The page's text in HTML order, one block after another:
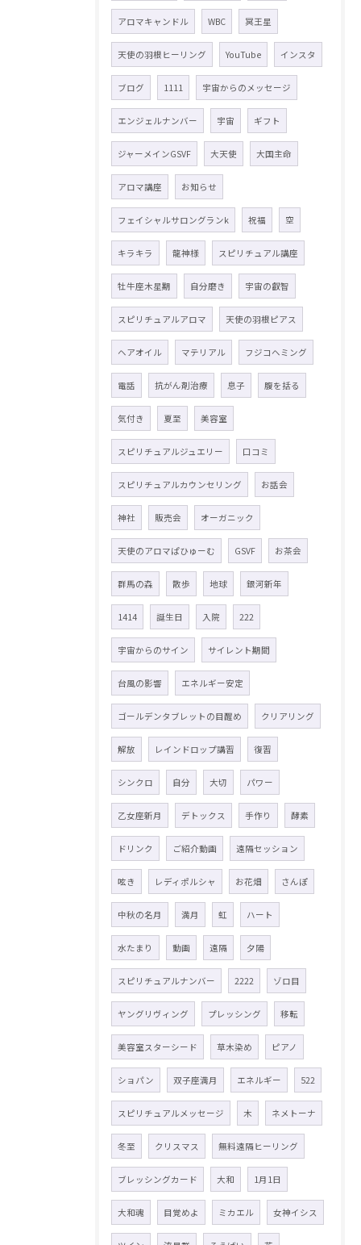
アロマキャンドル WBC 冥王星
天使の羽根ヒーリング YouTube インスタ
ブログ 1111 宇宙からのメッセージ
エンジェルナンバー 宇宙 ギフト
ジャーメインGSVF 大天使 大国主命
アロマ講座 お知らせ
フェイシャルサロングランk 祝福 空
キラキラ 龍神様 スピリチュアル講座
牡牛座木星期 自分磨き 宇宙の叡智
スピリチュアルアロマ 天使の羽根ピアス
ヘアオイル マテリアル フジコヘミング
電話 抗がん剤治療 息子 腹を括る
気付き 夏至 美容室
スピリチュアルジュエリー 口コミ
スピリチュアルカウンセリング お話会
神社 販売会 オーガニック
天使のアロマぱひゅーむ GSVF お茶会
群馬の森 散歩 地球 銀河新年
1414 誕生日 入院 222
宇宙からのサイン サイレント期間
台風の影響 エネルギー安定
ゴールデンタブレットの目醒め クリアリング
解放 レインドロップ講習 復習
シンクロ 自分 大切 パワー
乙女座新月 デトックス 手作り 酵素
ドリンク ご紹介動画 遠隔セッション
呟き レディポルシャ お花畑 さんぽ
中秋の名月 満月 虹 ハート
水たまり 動画 遠隔 夕陽
スピリチュアルナンバー 2222 ゾロ目
ヤングリヴィング プレッシング 移転
美容室スターシード 草木染め ピアノ
ショパン 双子座満月 エネルギー 522
スピリチュアルメッセージ 木 ネメトーナ
冬至 クリスマス 無料遠隔ヒーリング
ブレッシングカード 大和 1月1日
大和魂 目覚めよ ミカエル 女神イシス